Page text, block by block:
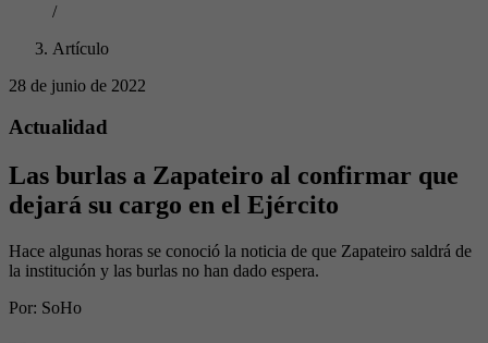
/
Artículo
28 de junio de 2022
Actualidad
Las burlas a Zapateiro al confirmar que
dejará su cargo en el Ejército
Hace algunas horas se conoció la noticia de que Zapateiro saldrá de
la institución y las burlas no han dado espera.
Por: SoHo